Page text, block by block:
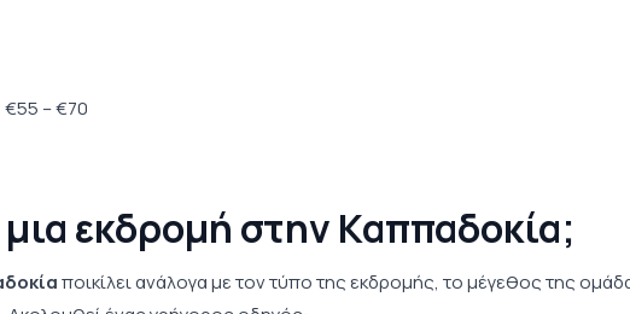
€55 – €70
μια εκδρομή στην Καππαδοκία;
ποικίλει ανάλογα με τον τύπο της εκδρομής, το μέγεθος της